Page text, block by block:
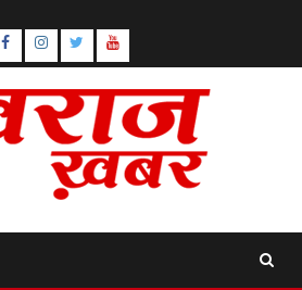
Facebook
Instagram
TwitterYouTube